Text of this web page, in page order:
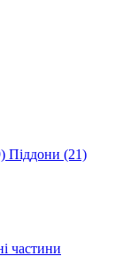
Піддони (21)
частини